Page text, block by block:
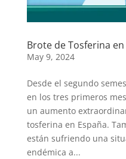
Brote de Tosferina en
May 9, 2024
Desde el segundo
en los tres primeros
un aumento
tosferina en España.
están sufriendo una
endémica a...